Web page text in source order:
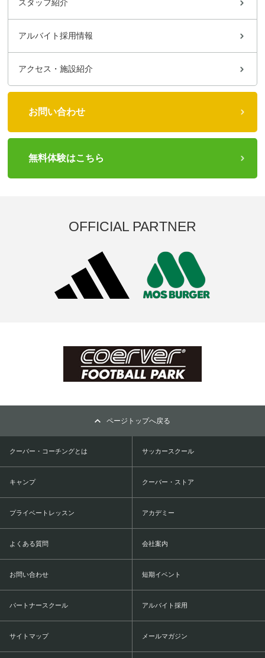
スタッフ紹介
アルバイト採用情報
アクセス・施設紹介
お問い合わせ
無料体験はこちら
OFFICIAL PARTNER
ページトップへ戻る
クーバー・コーチングとは サッカースクール
キャンプ クーバー・ストア
プライベートレッスン アカデミー
よくある質問 会社案内
お問い合わせ 短期イベント
パートナースクール アルバイト採用
サイトマップ メールマガジン